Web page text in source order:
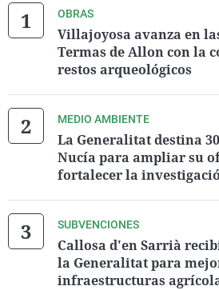
OBRAS
Villajoyosa avanza en
Termas de Allon con la
restos arqueológicos
MEDIO AMBIENTE
La Generalitat destina
Nucía para ampliar su
fortalecer la
SUBVENCIONES
Callosa d'en Sarrià
la Generalitat para
infraestructuras